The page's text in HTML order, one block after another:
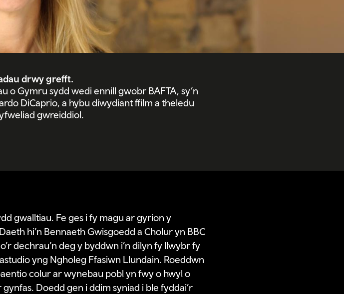
drwy grefft.
o Gymru sydd wedi ennill gwobr BAFTA, sy’n
DiCaprio, a hybu diwydiant ffilm a theledu
gwreiddiol.
gwalltiau. Fe ges i fy magu ar gyrion y
hi’n Bennaeth Gwisgoedd a Cholur yn BBC
dechrau’n deg y byddwn i’n dilyn fy llwybr fy
yng Ngholeg Ffasiwn Llundain. Roeddwn
colur ar wynebau pobl yn fwy o hwyl o
Doedd gen i ddim syniad i ble fyddai’r